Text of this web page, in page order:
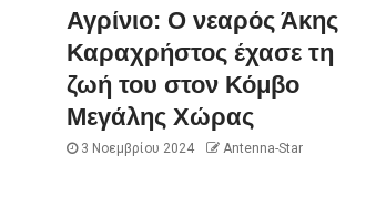
Αγρίνιο: Ο νεαρός Άκης
Καραχρήστος έχασε τη
ζωή του στον Κόμβο
Μεγάλης Χώρας
3 Νοεμβρίου 2024 Antenna-Star